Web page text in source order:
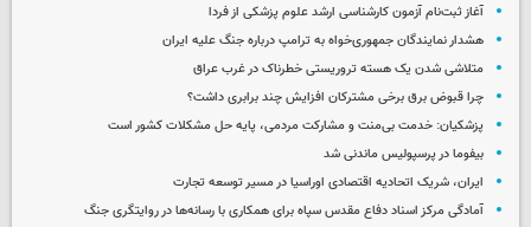
آغاز ثبت‌نام‌ آزمون کارشناسی ارشد علوم پزشکی از فردا
هشدار نمایندگان جمهوری‌خواه به ترامپ درباره جنگ علیه ایران
متلاشی شدن یک هسته تروریستی خطرناک در غرب عراق
چرا قبوض برق برخی مشترکان افزایش چند برابری داشت؟
پزشکیان: خدمت بی‌منت و مشارکت مردمی، پایه حل مشکلات کشور است
بیفوما در پرسپولیس ماندنی شد
ایران، شریک اتحادیه اقتصادی اوراسیا در مسیر توسعه تجارت
آمادگی مرکز اسناد دفاع مقدس سپاه برای همکاری با رسانه‌ها در روایتگری جنگ